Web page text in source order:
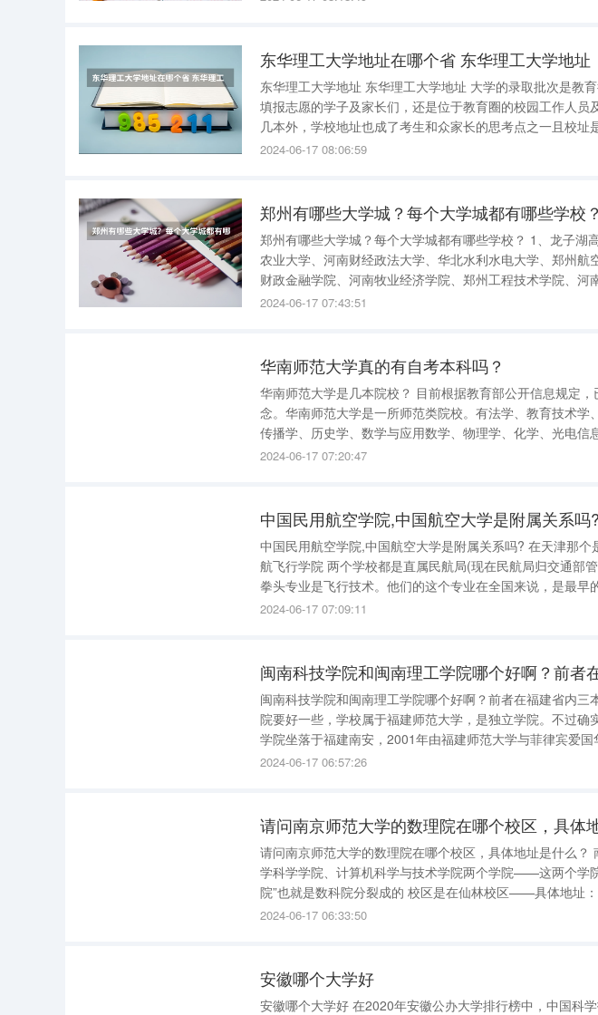
东华理工大学地址在哪个省 东华理工大学地址
东华理工大学地址 东华理工大学地址 大学的录取批次是教育行业受关注的一点，不管是处于高考
填报志愿的学子及家长们，还是位于教育圈的校园工作人员
几本外，学校地址也成了考生和众家长的思考点之一且校
展有关，也跟代表着一个地域的教育水平，校址透明度关乎
2024-06-17 08:06:59
郑州有哪些大学城？每个大学城都有哪些学校？
郑州有哪些大学城？每个大学城都有哪些学校？ 1、龙子湖高校园区 主要由河南中医药大学、河南
农业大学、河南财经政法大学、华北水利水电大学、郑州航
财政金融学院、河南牧业经济学院、郑州工程技术学院、河
等16所高等院校组成。 2、郑州北大学城 四所公办普通高校，分别是：郑州工程技术学院、郑州
2024-06-17 07:43:51
华南师范大学真的有自考本科吗？
华南师范大学是几本院校？ 目前根据教育部公开信息规定，已经没有明确的一批次、二批次的概
念。华南师范大学是一所师范类院校。有法学、教育技术学
传播学、历史学、数学与应用数学、物理学、化学、光电信
旅游管理、酒店管理等专业。建校89年。 学校介绍 华南师范大学
2024-06-17 07:20:47
中国民用航空学院,中国航空大学是附属关系吗?
中国民用航空学院,中国航空大学是附属关系吗? 在天津那
航飞行学院 两个学校都是直属民航局(现在民航局归交通部管了）的，不是附属关系。飞行学院的
拳头专业是飞行技术。他们的这个专业在全国来说，是最早
的、师资力量最雄厚的。中国民航大学现在也培养飞行员，
2024-06-17 07:09:11
闽南科技学院和闽南理工学院哪个好啊？前者在福建省内三本院校中
院要好一些，学校属于福建师范大学，是独立学院。不过确实属于
学院坐落于福建南安，2001年由福建师范大学与菲律宾爱
独立学院，实施普通高等学校全日制本科教育。 学校相关： 截至2020年9月，学校共有康美、美
2024-06-17 06:57:26
请问南京师范大学的数理院在哪个校区，具体
请问南京师范大学的数理院在哪个校区，具体地址是什么？ 南师大数理院？
学科学学院、计算机科学与技术学院两个学院——这两个学
院”也就是数科院分裂成的 校区是在仙林校区——具体地址：南京市栖霞区文苑路一号 学院设有数
学学科博士后流动站，常年面向国内外招收优秀博士进站，
2024-06-17 06:33:50
安徽哪个大学好
安徽哪个大学好 在2020年安徽公办大学排行榜中，中国科